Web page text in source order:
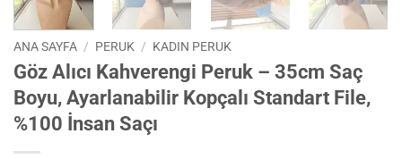
ANA SAYFA / PERUK / KADIN PERUK
Göz Alıcı Kahverengi Peruk – 35cm Saç
Boyu, Ayarlanabilir Kopçalı Standart File,
%100 İnsan Saçı